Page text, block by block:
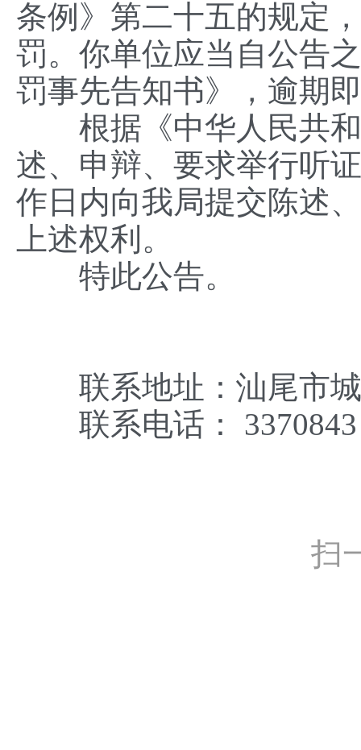
条例》第二十五的规定
罚。你单位应当自公告
罚事先告知书》，逾
根据《中华人民共和
述、申辩、要求举行听
作日内向我局提交陈述
上述权利。
特此公告。
联系地址：汕尾市城
联系电话： 3370843
扫